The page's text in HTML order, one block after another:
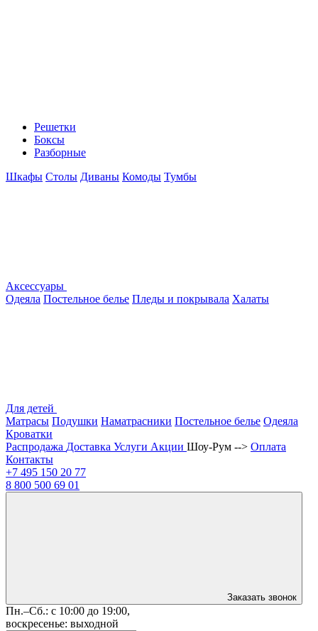
Решетки
Боксы
Разборные
Шкафы Столы Диваны Комоды Тумбы
Аксессуары
Одеяла Постельное белье Пледы и покрывала Халаты
Для детей
Матрасы Подушки Наматрасники Постельное белье Одеяла
Кроватки
Распродажа Доставка Услуги Акции Шоу-Рум --> Оплата
Контакты
+7 495 150 20 77
8 800 500 69 01
Заказать звонок
Пн.–Сб.: с 10:00 до 19:00,
воскресенье: выходной